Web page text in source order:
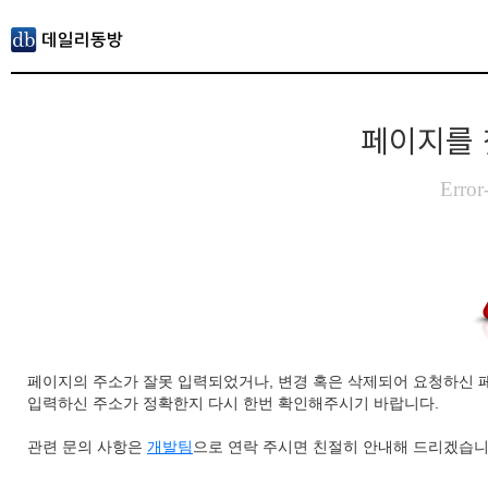
페이지를
페이지의 주소가 잘못 입력되었거나, 변경 혹은 삭제되어 요청하신
입력하신 주소가 정확한지 다시 한번 확인해주시기 바랍니다.
관련 문의 사항은 개발팀 으로 연락 주시면 친절히 안내해 드리겠습